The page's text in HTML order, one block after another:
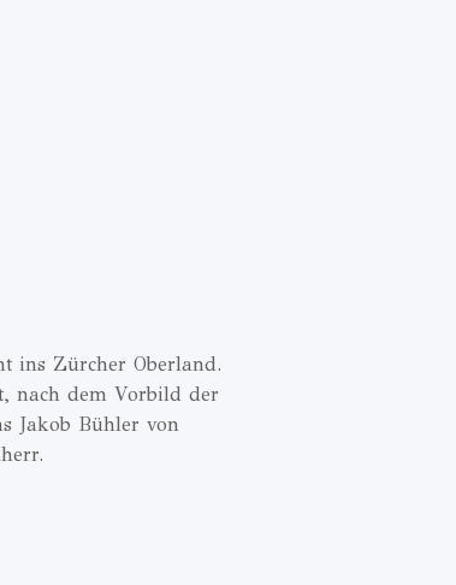
ins Zürcher Oberland.
nach dem Vorbild der
Jakob Bühler von